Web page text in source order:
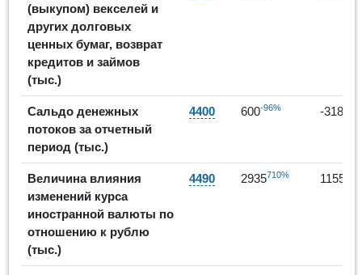
(выкупом) векселей и
других долговых
ценных бумаг, возврат
кредитов и займов
(тыс.)
Сальдо денежных
потоков за отчетный
период (тыс.)
4400 600-96% -3180
Величина влияния
изменений курса
иностранной валюты по
отношению к рублю
(тыс.)
4490 2935710% 1155